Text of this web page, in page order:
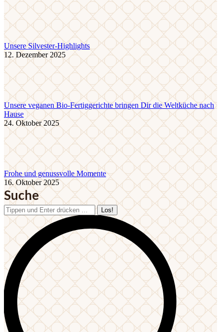
Unsere Silvester-Highlights
12. Dezember 2025
Unsere veganen Bio-Fertiggerichte bringen Dir die Weltküche nach
Hause
24. Oktober 2025
Frohe und genussvolle Momente
16. Oktober 2025
Suche
Search: